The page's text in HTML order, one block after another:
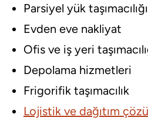
Parsiyel yük taşımacılığı
Evden eve nakliyat
Ofis ve iş yeri
Depolama hizmetleri
Frigorifik taşımacılık
Lojistik ve dağıtım